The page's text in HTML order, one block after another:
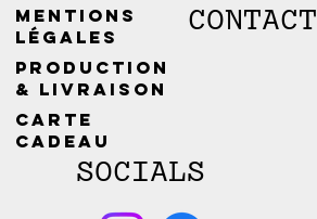
Mentions
légales
Production
& livraison
Carte
cadeau
SOCIALS
CONTACT